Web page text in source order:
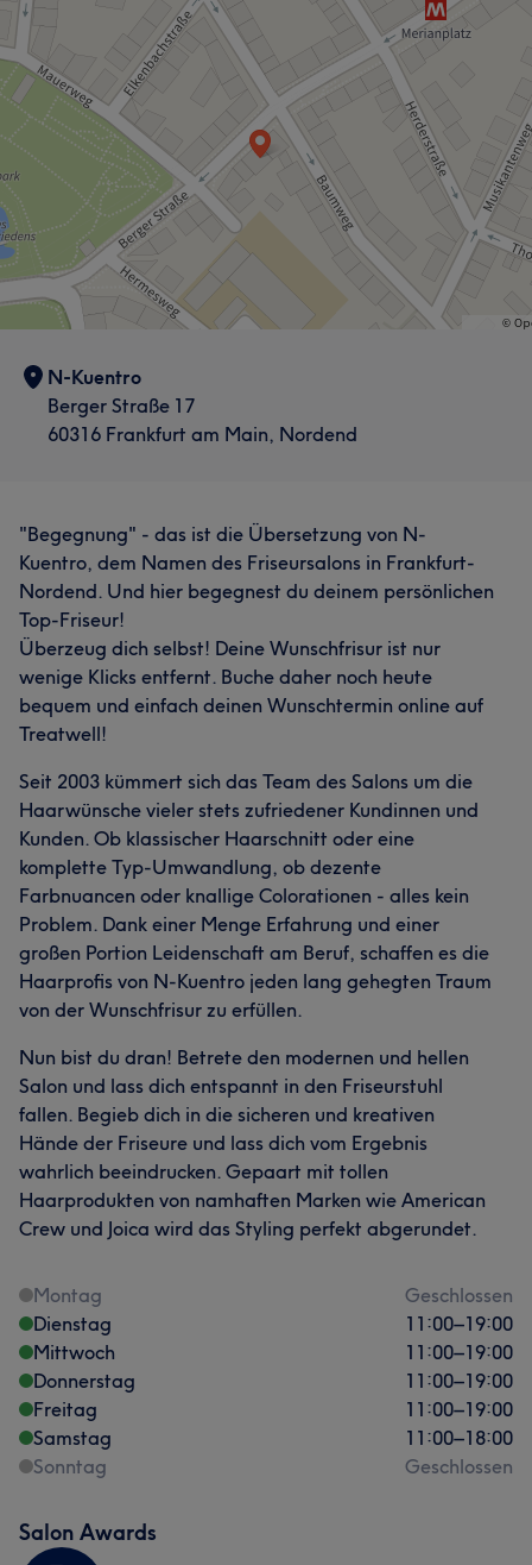
Was unsere Kunden über Alex sagen
Kompetent 16 Professionell 13 Freundlich 12
Sympathisch
N-Kuentro
Berger Straße 17
60316 Frankfurt am Main, Nordend
"Begegnung" - das ist die Übersetzung von N-
Kuentro, dem Namen des Friseursalons in Frankfurt-
Nordend. Und hier begegnest du deinem persönlichen
Top-Friseur!
Überzeug dich selbst! Deine Wunschfrisur ist nur
wenige Klicks entfernt. Buche daher noch heute
bequem und einfach deinen Wunschtermin online auf
Treatwell!
Seit 2003 kümmert sich das Team des Salons um die
Haarwünsche vieler stets zufriedener Kundinnen und
Kunden. Ob klassischer Haarschnitt oder eine
komplette Typ-Umwandlung, ob dezente
Farbnuancen oder knallige Colorationen - alles kein
Problem. Dank einer Menge Erfahrung und einer
großen Portion Leidenschaft am Beruf, schaffen es die
Haarprofis von N-Kuentro jeden lang gehegten Traum
von der Wunschfrisur zu erfüllen.
Nun bist du dran! Betrete den modernen und hellen
Salon und lass dich entspannt in den Friseurstuhl
fallen. Begieb dich in die sicheren und kreativen
Hände der Friseure und lass dich vom Ergebnis
wahrlich beeindrucken. Gepaart mit tollen
Haarprodukten von namhaften Marken wie American
Crew und Joica wird das Styling perfekt abgerundet.
Montag
Geschlossen
Dienstag
11:00–19:00
Mittwoch
11:00–19:00
Donnerstag
11:00–19:00
Freitag
11:00–19:00
Samstag
11:00–18:00
Sonntag
Geschlossen
Salon Awards